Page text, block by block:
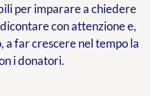
per imparare a chiedere
con attenzione e,
a far crescere nel tempo la
i donatori.